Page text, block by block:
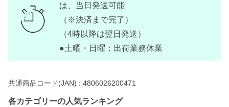
ノ
ス
タ
5
【
L
は、当日発送可能
（※決済まで完了）
（4時以降は翌日発送）
●土曜・日曜：出荷業務休業
共通商品コード(JAN) : 4806026200471
各カテゴリーの人気ランキング